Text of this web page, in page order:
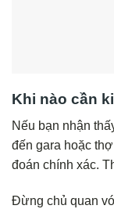
Khi nào cần
Nếu bạn nhận
đến gara hoặc
đoán chính xác.
Đừng chủ quan